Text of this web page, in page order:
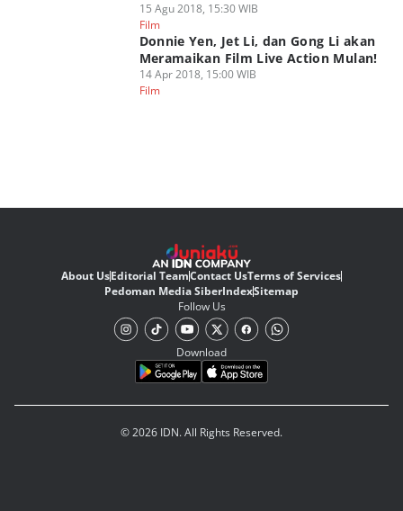
15 Agu 2018, 15:30 WIB
Film
Donnie Yen, Jet Li, dan Gong Li akan
Meramaikan Film Live Action Mulan!
14 Apr 2018, 15:00 WIB
Film
About UsEditorial TeamContact UsTerms of Services
Pedoman Media SiberIndexSitemap
Follow Us
Download
© 2026 IDN. All Rights Reserved.